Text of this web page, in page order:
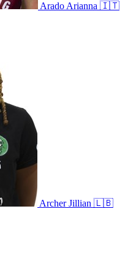
AradoArianna 🇮🇹
ArcherJillian 🇱🇧